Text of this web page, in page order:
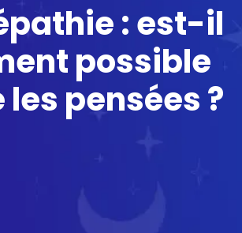
: est-il
possible
les pensées ?